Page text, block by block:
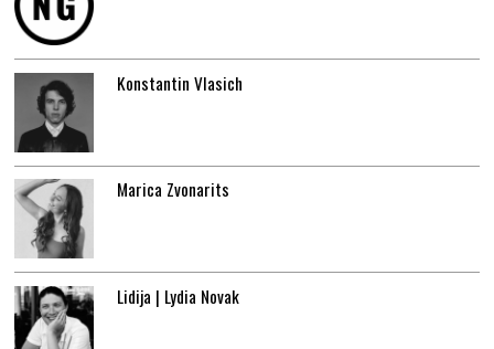
Konstantin Vlasich
Marica Zvonarits
Lidija | Lydia Novak